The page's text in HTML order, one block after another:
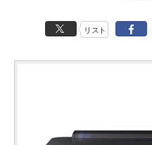
リスト